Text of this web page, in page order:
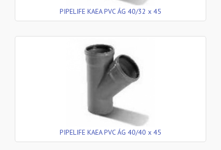
PIPELIFE KAEA PVC ÁG 40/32 x 45
PIPELIFE KAEA PVC ÁG 40/40 x 45